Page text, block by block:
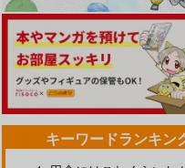
キーワードランキン